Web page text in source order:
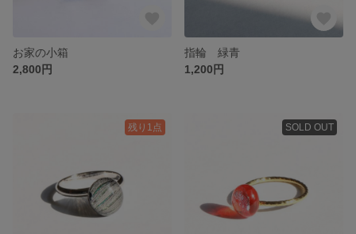
お家の小箱
2,800円
指輪 緑青
1,200円
残り1点 SOLD OUT